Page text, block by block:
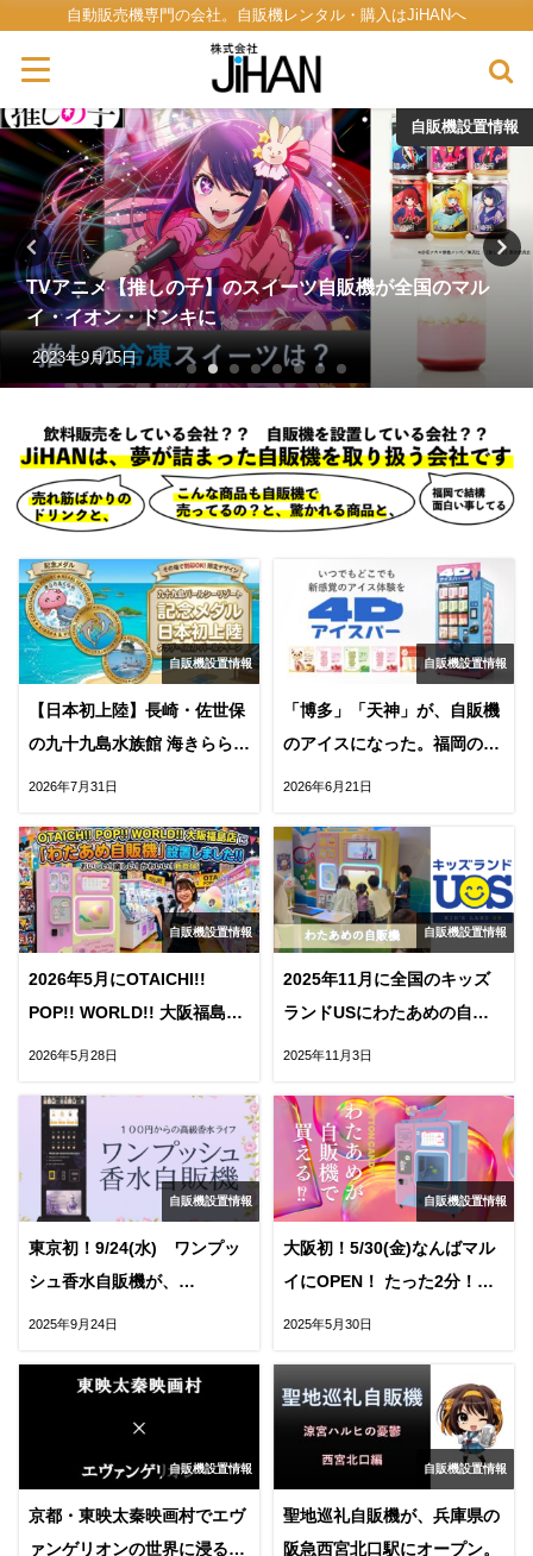
自動販売機専門の会社。自販機レンタル・購入はJiHANへ
自販機設置情報
TVアニメ【推しの子】のスイーツ自販機が全国のマル
イ・イオン・ドンキに
2023年9月15日
自販機設置情報
【日本初上陸】長崎・佐世保
の九十九島水族館 海きらら
に、記念メダル自販機が2026
2026年7月31日
自販機設置情報
「博多」「天神」が、自販機
のアイスになった。福岡の2
大スポットに漢字アイスが登
2026年6月21日
自販機設置情報
2026年5月にOTAICHI!!
POP!! WORLD!! 大阪福島店
にわたあめの自販機が
2026年5月28日
自販機設置情報
2025年11月に全国のキッズ
ランドUSにわたあめの自販
機がOPEN！
2025年11月3日
自販機設置情報
東京初！9/24(水) ワンプッ
シュ香水自販機が、
2025年9月24日
自販機設置情報
大阪初！5/30(金)なんばマル
イにOPEN！ たった2分！ロ
2025年5月30日
自販機設置情報
京都・東映太秦映画村でエヴ
ァンゲリオンの世界に浸る！
自販機設置情報
聖地巡礼自販機が、兵庫県の
阪急西宮北口駅にオープン。